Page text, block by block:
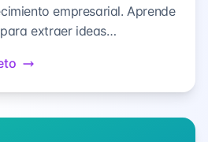
empresarial. Aprende
extraer ideas
de compromiso.